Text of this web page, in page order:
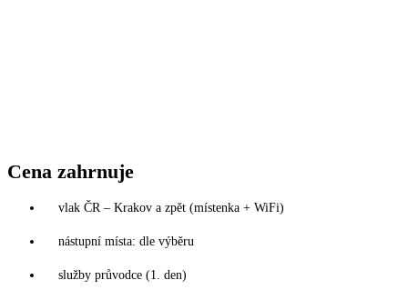
Cena zahrnuje
vlak ČR – Krakov a zpět (místenka + WiFi)
nástupní místa: dle výběru
služby průvodce (1. den)